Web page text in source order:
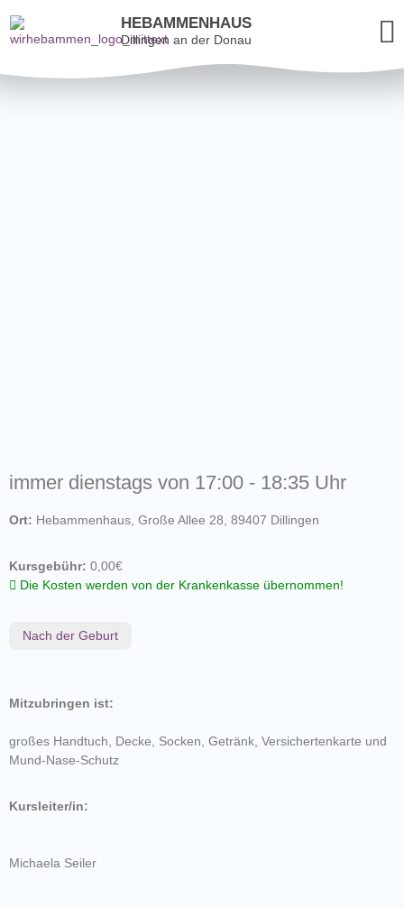
HEBAMMENHAUS
Dillingen an der Donau
immer dienstags von 17:00 - 18:35 Uhr
Ort: Hebammenhaus, Große Allee 28, 89407 Dillingen
Kursgebühr: 0,00€
Die Kosten werden von der Krankenkasse übernommen!
Nach der Geburt
Mitzubringen ist:
großes Handtuch, Decke, Socken, Getränk, Versichertenkarte und
Mund-Nase-Schutz
Kursleiter/in:
Michaela Seiler